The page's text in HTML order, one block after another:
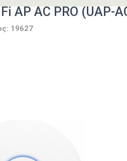
AP AC PRO (UAP-
19627